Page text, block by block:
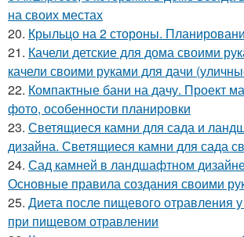
на своих местах
20. Крыльцо на 2 стороны.
21. Качели детские для дома своими
качели своими руками для дачи
22. Компактные бани на дачу. Проект
фото, особенности планировки
23. Светящиеся камни для сада и
дизайна. Светящиеся камни для сада
24. Сад камней в ландшафтном дизайне
Основные правила создания своими
25. Диета после пищевого отравления
при пищевом отравлении